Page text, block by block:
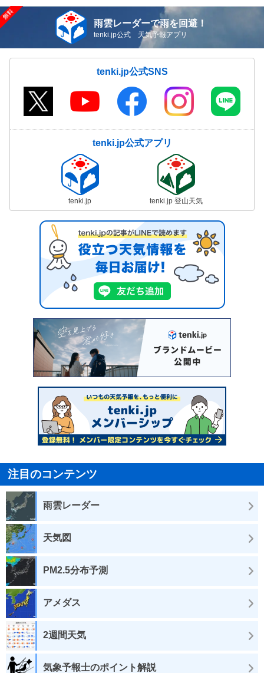
雨雲レーダーで雨を回避！
tenki.jp公式 天気予報アプリ
tenki.jp公式SNS
tenki.jp公式アプリ
tenki.jp tenki.jp 登山天気
注目のコンテンツ
雨雲レーダー
天気図
PM2.5分布予測
アメダス
2週間天気
気象予報士のポイント解説